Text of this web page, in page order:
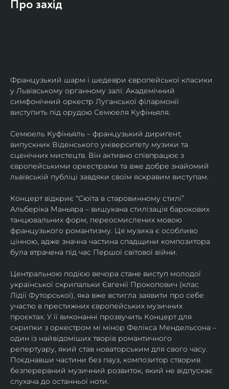
Про захід
Французький шарм і шедеври європейської класики
у Львівському органному залі: Академічний
симфонічний оркестр Луганської філармонії
виступить під орудою Семюеля Куфіньяля.
Семюель Куфіньяль – французький дириґент,
випускник Віденського університету музики та
сценічних мистецтв. Він активно співпрацює з
європейськими оркестрами та вже добре знайомий
львівській публіці завдяки своїм яскравим виступам.
Концерт відкриє “Сюїта в старовинному стилі”
Альберіка Маньяра – вишукана стилізація барокових
танцювальних форм, переосмислених мовою
французького романтизму. Ця музика є особливо
цінною, адже значна частина спадщини композитора
була втрачена під час Першої світової війни.
Центральною подією вечора стане виступ молодої
української скрипальки Євгенії Прокопович (клас
Лідії Футорської), яка вже встигла заявити про себе
участю в престижних європейських музичних
проєктах. У її виконанні прозвучить Концерт для
скрипки з оркестром мі мінор Фелікса Мендельсона –
один із найвідоміших творів романтичного
репертуару, який став новаторським для свого часу.
Поєднавши частини без пауз, композитор створив
безперервний музичний розвиток, який не відпускає
слухача до останньої ноти.